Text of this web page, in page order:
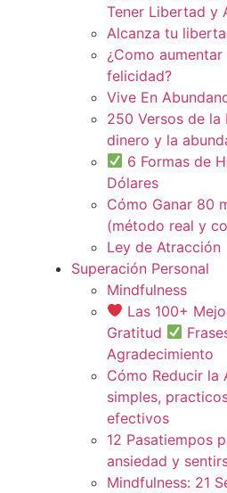
Tener Libertad y
Alcanza tu
¿Como
felicidad?
Vive En
250 Versos de la
dinero y la
6 Formas de
Dólares
Cómo Ganar 80
(método real y
Ley de Atracción
Superación Personal
Mindfulness
Las 100+
Gratitud
Agradecimiento
Cómo Reducir la
simples,
efectivos
12 Pasatiempos
ansiedad y
Mindfulness: 21